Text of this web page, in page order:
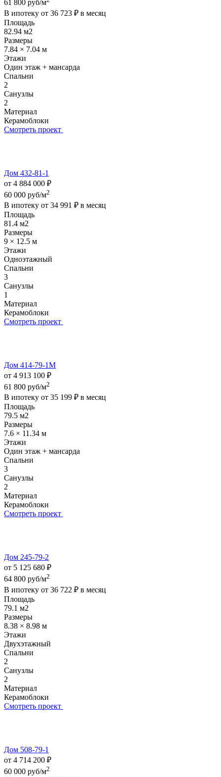
61 800 руб/м
В ипотеку от 36 723 ₽ в месяц
Площадь
82.94 м2
Размеры
7.84 × 7.04 м
Этажи
Один этаж + мансарда
Спальни
2
Санузлы
2
Материал
Керамоблоки
Смотреть проект
Дом 432-81-1
от 4 884 000 ₽
60 000 руб/м2
В ипотеку от 34 991 ₽ в месяц
Площадь
81.4 м2
Размеры
9 × 12.5 м
Этажи
Одноэтажный
Спальни
3
Санузлы
1
Материал
Керамоблоки
Смотреть проект
Дом 414-79-1М
от 4 913 100 ₽
61 800 руб/м2
В ипотеку от 35 199 ₽ в месяц
Площадь
79.5 м2
Размеры
7.6 × 11.34 м
Этажи
Один этаж + мансарда
Спальни
3
Санузлы
2
Материал
Керамоблоки
Смотреть проект
Дом 245-79-2
от 5 125 680 ₽
64 800 руб/м2
В ипотеку от 36 722 ₽ в месяц
Площадь
79.1 м2
Размеры
8.38 × 8.98 м
Этажи
Двухэтажный
Спальни
2
Санузлы
2
Материал
Керамоблоки
Смотреть проект
Дом 508-79-1
от 4 714 200 ₽
60 000 руб/м2